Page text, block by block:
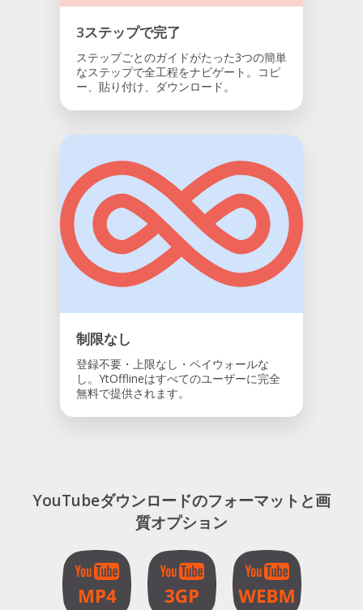
3ステップで完了
ステップごとのガイドがたった3つの簡単
なステップで全工程をナビゲート。コピ
ー、貼り付け、ダウンロード。
制限なし
登録不要・上限なし・ペイウォールな
し。YtOfflineはすべてのユーザーに完全
無料で提供されます。
YouTubeダウンロードのフォーマットと画
質オプション